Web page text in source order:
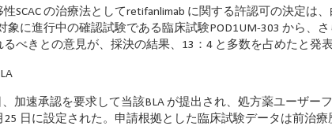
SCAC の治療法としてretifanlimab に関する許認可の決定は
象に進行中の確認試験である臨床試験POD1UM-303 から、
べきとの意見が、採決の結果、13：4 と多数を占めたと発表
、加速承認を要求して当該BLA が提出され、処方薬ユーザー
25 日に設定された。申請根拠とした臨床試験データは前治